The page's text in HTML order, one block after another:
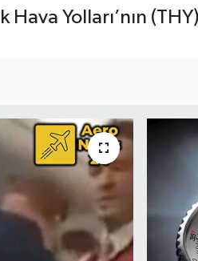
Yolları’nın